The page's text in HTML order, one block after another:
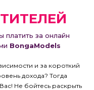
за онлайн
BongaModels
и за короткий
дохода? Тогда
Не бойтесь раскрыть